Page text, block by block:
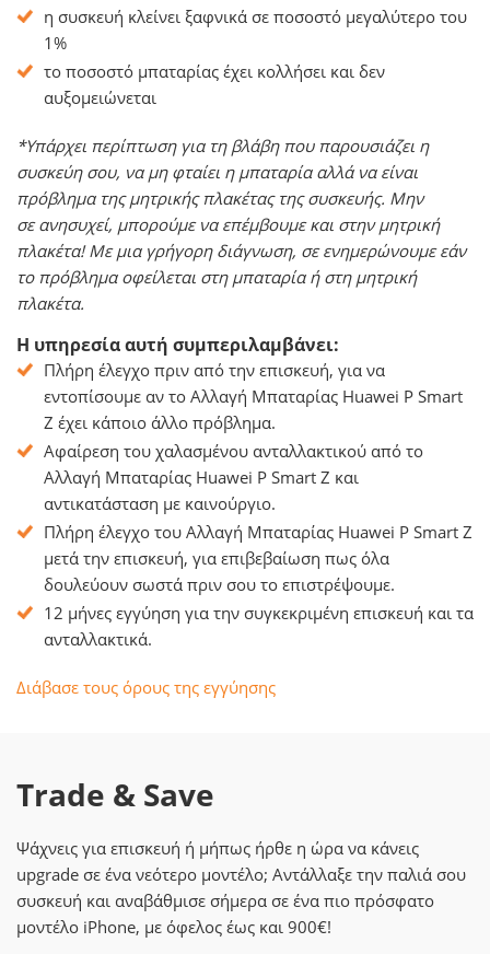
η συσκευή κλείνει ξαφνικά σε ποσοστό μεγαλύτερο του
1%
το ποσοστό μπαταρίας έχει κολλήσει και δεν
αυξομειώνεται
*Υπάρχει περίπτωση για τη βλάβη που παρουσιάζει η
συσκεύη σου, να μη φταίει η μπαταρία αλλά να είναι
πρόβλημα της μητρικής πλακέτας της συσκευής. Μην
σε ανησυχεί, μπορούμε να επέμβουμε και στην μητρική
πλακέτα! Με μια γρήγορη διάγνωση, σε ενημερώνουμε εάν
το πρόβλημα οφείλεται στη μπαταρία ή στη μητρική
πλακέτα.
Η υπηρεσία αυτή συμπεριλαμβάνει:
Πλήρη έλεγχο πριν από την επισκευή, για να
εντοπίσουμε αν το Αλλαγή Μπαταρίας Huawei P Smart
Z έχει κάποιο άλλο πρόβλημα.
Αφαίρεση του χαλασμένου ανταλλακτικού από το
Αλλαγή Μπαταρίας Huawei P Smart Z και
αντικατάσταση με καινούργιο.
Πλήρη έλεγχο του Αλλαγή Μπαταρίας Huawei P Smart Z
μετά την επισκευή, για επιβεβαίωση πως όλα
δουλεύουν σωστά πριν σου το επιστρέψουμε.
12 μήνες εγγύηση για την συγκεκριμένη επισκευή και τα
ανταλλακτικά.
Διάβασε τους όρους της εγγύησης
Trade & Save
Ψάχνεις για επισκευή ή μήπως ήρθε η ώρα να κάνεις
upgrade σε ένα νεότερο μοντέλο; Αντάλλαξε την παλιά σου
συσκευή και αναβάθμισε σήμερα σε ένα πιο πρόσφατο
μοντέλο iPhone, με όφελος έως και 900€!